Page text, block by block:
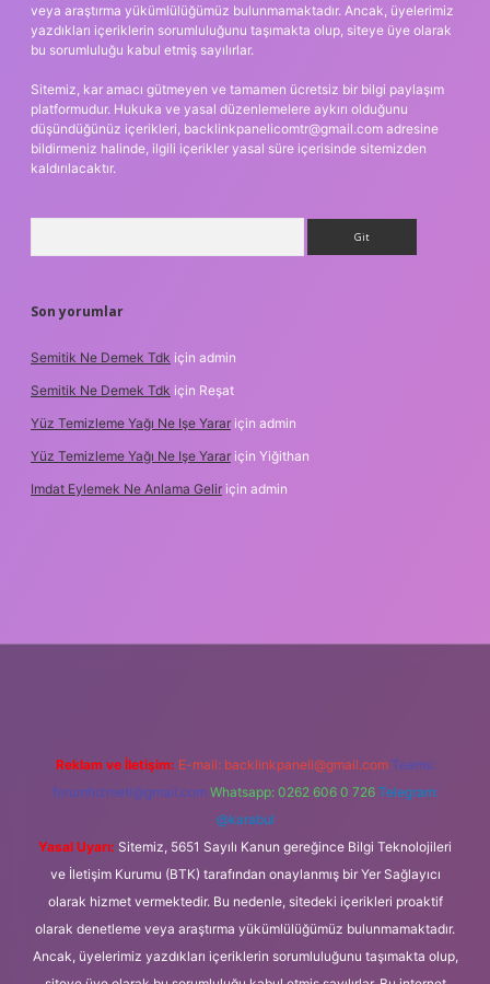
veya araştırma yükümlülüğümüz bulunmamaktadır. Ancak, üyelerimiz
yazdıkları içeriklerin sorumluluğunu taşımakta olup, siteye üye olarak
bu sorumluluğu kabul etmiş sayılırlar.
Sitemiz, kar amacı gütmeyen ve tamamen ücretsiz bir bilgi paylaşım
platformudur. Hukuka ve yasal düzenlemelere aykırı olduğunu
düşündüğünüz içerikleri, backlinkpanelicomtr@gmail.com adresine
bildirmeniz halinde, ilgili içerikler yasal süre içerisinde sitemizden
kaldırılacaktır.
Son yorumlar
Semitik Ne Demek Tdk için admin
Semitik Ne Demek Tdk için Reşat
Yüz Temizleme Yağı Ne Işe Yarar için admin
Yüz Temizleme Yağı Ne Işe Yarar için Yiğithan
Imdat Eylemek Ne Anlama Gelir için admin
Reklam ve İletişim: E-mail: backlinkpaneli@gmail.com Teams:
forumhizmeti@gmail.com Whatsapp: 0262 606 0 726 Telegram:
@karabul
Yasal Uyarı: Sitemiz, 5651 Sayılı Kanun gereğince Bilgi Teknolojileri
ve İletişim Kurumu (BTK) tarafından onaylanmış bir Yer Sağlayıcı
olarak hizmet vermektedir. Bu nedenle, sitedeki içerikleri proaktif
olarak denetleme veya araştırma yükümlülüğümüz bulunmamaktadır.
Ancak, üyelerimiz yazdıkları içeriklerin sorumluluğunu taşımakta olup,